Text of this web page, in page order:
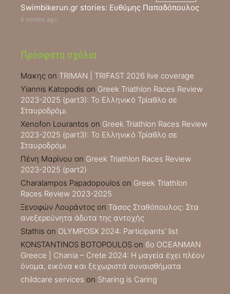
Swimbikerun.gr stories: Ευθύμης Παπαδόπουλος
8 months ago
Πρόσφατα σχόλια
Μακης on TRIMAN | TRIFAST 2026 live coverage
Yiannis Katopodis on Greek Triathlon Races Review
2023-2025 (part3): Το Ελληνικό Τρίαθλο σε
Σταυροδρόμι
Xenofon Lourantos on Greek Triathlon Races Review
2023-2025 (part3): Το Ελληνικό Τρίαθλο σε
Σταυροδρόμι
Πένη Μαρίνου on Greek Triathlon Races Review
2023-2025 (part2)
Charalampos Papadopoulos on Greek Triathlon
Races Review 2023-2025
Ξενοφών Λουράντος on Τάσος Σταθόπουλος: Στα
ανεξερεύνητα άδυτα της αντοχής
Stathis on OLYMPOSX 2024: Participants’ list
KONSTANTINOS BOTOPOULOS on 6ο OCEANMAN
Greece | Chania – Crete 2024: Η μαγεία έχει πλέον
όνομα, εικόνα και ξεχωριστά συναισθήματα
childcare services on Sharing is Caring